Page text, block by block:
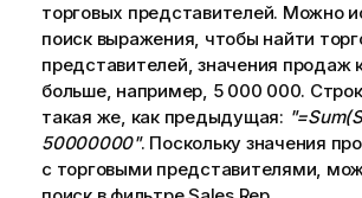
торговых представителей. Можно
поиск выражения, чтобы найти
представителей, значения продаж
больше, например, 5 000 000.
такая же, как предыдущая:
50000000". Поскольку значения
с торговыми представителями,